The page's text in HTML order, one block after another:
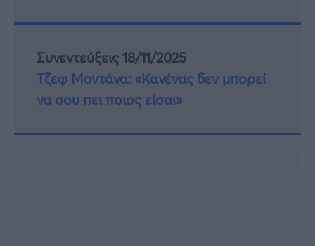
Συνεντεύξεις 18/11/2025
Τζεφ Μοντάνα: «Κανένας δεν μπορεί
να σου πει ποιος είσαι»